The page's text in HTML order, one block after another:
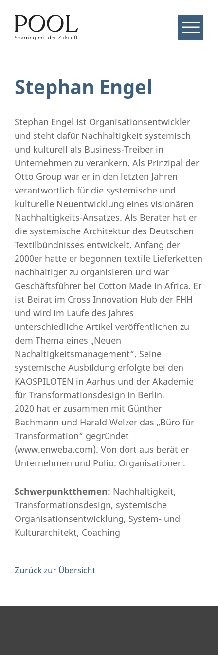
Stephan Engel
Stephan Engel ist Organisationsentwickler
und steht dafür Nachhaltigkeit systemisch
und kulturell als Business-Treiber in
Unternehmen zu verankern. Als Prinzipal der
Otto Group war er in den letzten Jahren
verantwortlich für die systemische und
kulturelle Neuentwicklung eines visionären
Nachhaltigkeits-Ansatzes. Als Berater hat er
die systemische Architektur des Deutschen
Textilbündnisses entwickelt. Anfang der
2000er hatte er begonnen textile Lieferketten
nachhaltiger zu organisieren und war
Geschäftsführer bei Cotton Made in Africa. Er
ist Beirat im Cross Innovation Hub der FHH
und wird im Laufe des Jahres
unterschiedliche Artikel veröffentlichen zu
dem Thema eines „Neuen
Nachaltigkeitsmanagement“. Seine
systemische Ausbildung erfolgte bei den
KAOSPILOTEN in Aarhus und der Akademie
für Transformationsdesign in Berlin.
2020 hat er zusammen mit Günther
Bachmann und Harald Welzer das „Büro für
Transformation“ gegründet
(www.enweba.com). Von dort aus berät er
Unternehmen und Polio. Organisationen.
Schwerpunktthemen: Nachhaltigkeit,
Transformationsdesign, systemische
Organisationsentwicklung, System- und
Kulturarchitekt, Coaching
Zurück zur Übersicht